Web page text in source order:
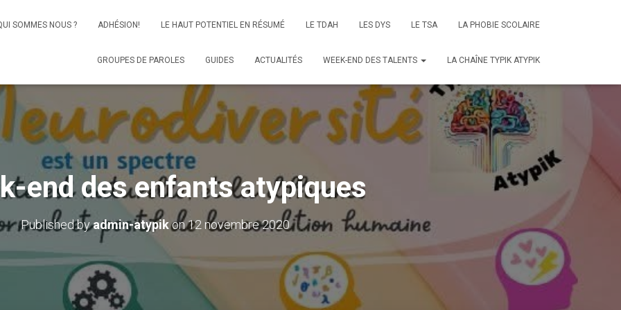
SOMMES NOUS ? ADHÉSION! LE HAUT POTENTIEL EN RÉSUMÉ LE TDAH LES DYS LE TSA LA PHOBIE SCOLAIRE
GROUPES DE PAROLES GUIDES ACTUALITÉS WEEK-END DES TALENTS LA CHAÎNE TYPIK ATYPIK
end des enfants atypiques
Published byadmin-atypikon12 novembre 2020